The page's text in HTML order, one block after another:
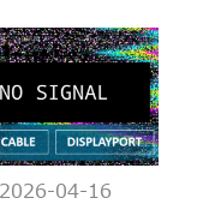
2026-04-16